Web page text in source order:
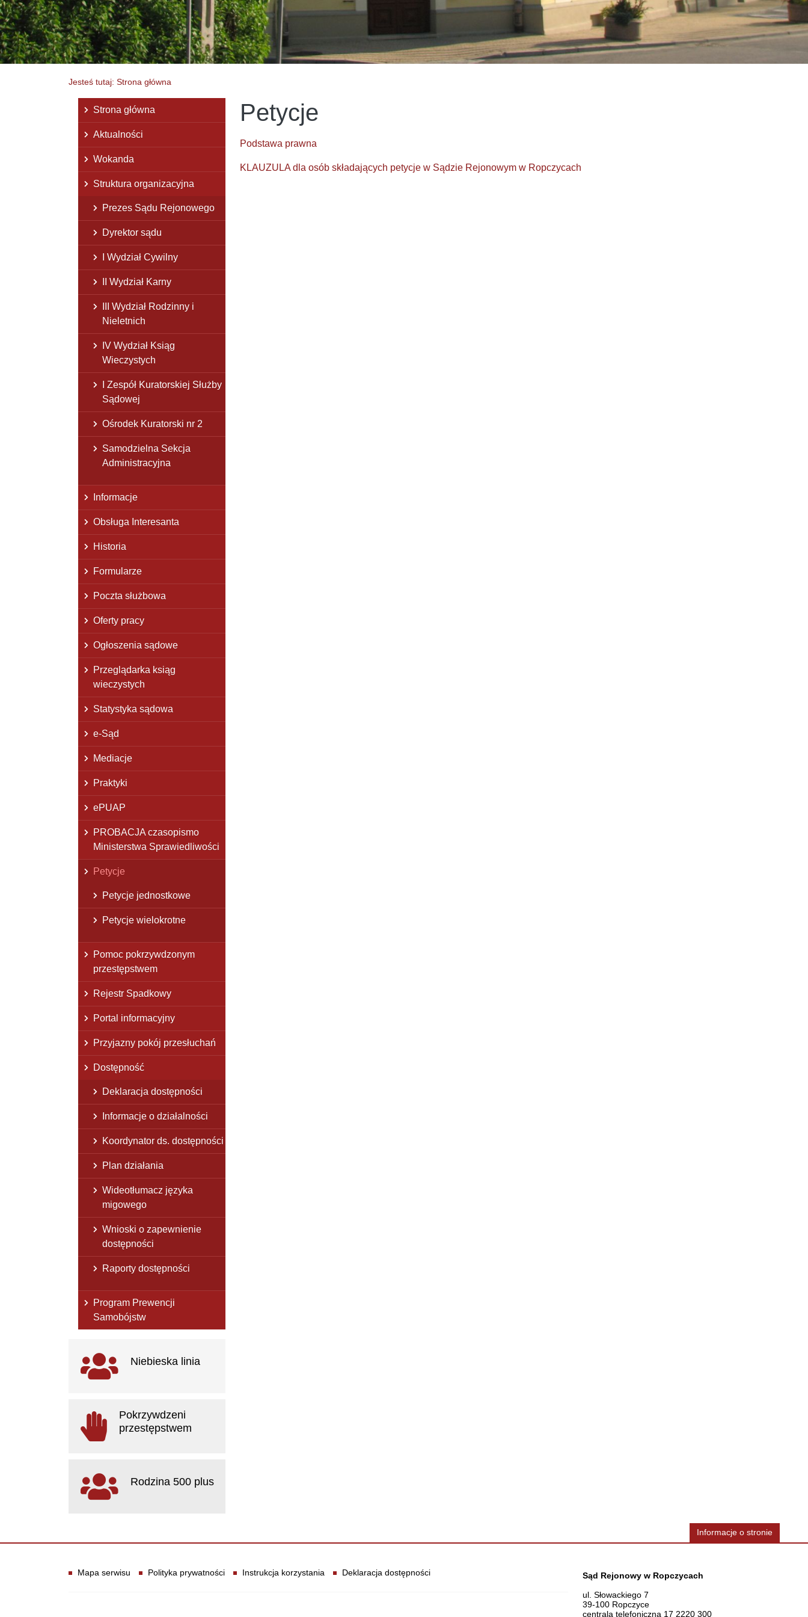
Jesteś tutaj: Strona główna
Petycje
Podstawa prawna
KLAUZULA dla osób składających petycje w Sądzie Rejonowym w Ropczycach
Menu główne
Strona główna
Aktualności
Wokanda
Struktura organizacyjna
Prezes Sądu Rejonowego
Dyrektor sądu
I Wydział Cywilny
II Wydział Karny
III Wydział Rodzinny i
Nieletnich
IV Wydział Ksiąg
Wieczystych
I Zespół Kuratorskiej Służby
Sądowej
Ośrodek Kuratorski nr 2
Samodzielna Sekcja
Administracyjna
Informacje
Obsługa Interesanta
Historia
Formularze
Poczta służbowa
Oferty pracy
Ogłoszenia sądowe
Przeglądarka ksiąg
wieczystych
Statystyka sądowa
e-Sąd
Mediacje
Praktyki
ePUAP
PROBACJA czasopismo
Ministerstwa Sprawiedliwości
Petycje
Petycje jednostkowe
Petycje wielokrotne
Pomoc pokrzywdzonym
przestępstwem
Rejestr Spadkowy
Portal informacyjny
Przyjazny pokój przesłuchań
Dostępność
Deklaracja dostępności
Informacje o działalności
Koordynator ds. dostępności
Plan działania
Wideotłumacz języka
migowego
Wnioski o zapewnienie
dostępności
Raporty dostępności
Program Prewencji
Samobójstw
Ważne linki
Niebieska linia
Pokrzywdzeni
przestępstwem
Rodzina 500 plus
Informacje o stronie
Informacje
Mapa serwisu Polityka prywatności Instrukcja korzystania Deklaracja dostępności Dane teleadresowe
Sąd Rejonowy w Ropczycach
ul. Słowackiego 7
39-100 Ropczyce
centrala telefoniczna 17 2220 300